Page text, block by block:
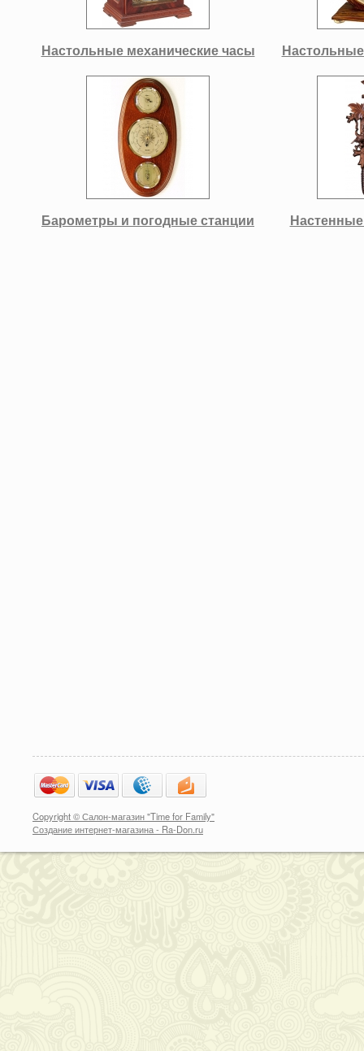
Настольные механические часы
Барометры и погодные станции
Copyright © Салон-магазин "Time for Family"
Создание интернет-магазина- Ra-Don.ru